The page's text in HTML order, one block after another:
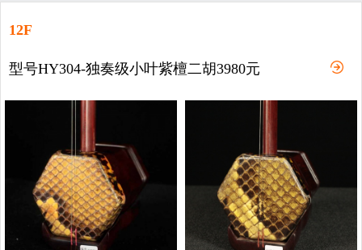
12F
型号HY304-独奏级小叶紫檀二胡3980元